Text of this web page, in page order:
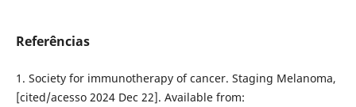
Referências
1. Society for immunotherapy of cancer. Staging Melanoma,
[cited/acesso 2024 Dec 22]. Available from: